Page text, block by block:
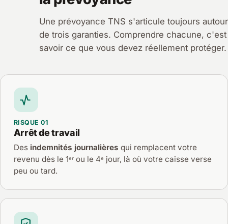
Une prévoyance TNS s'articule toujours autour
de trois garanties. Comprendre chacune, c'est
savoir ce que vous devez réellement protéger.
RISQUE 01
Arrêt de travail
Des indemnités journalières qui remplacent votre
revenu dès le 1ᵉʳ ou le 4ᵉ jour, là où votre caisse verse
peu ou tard.